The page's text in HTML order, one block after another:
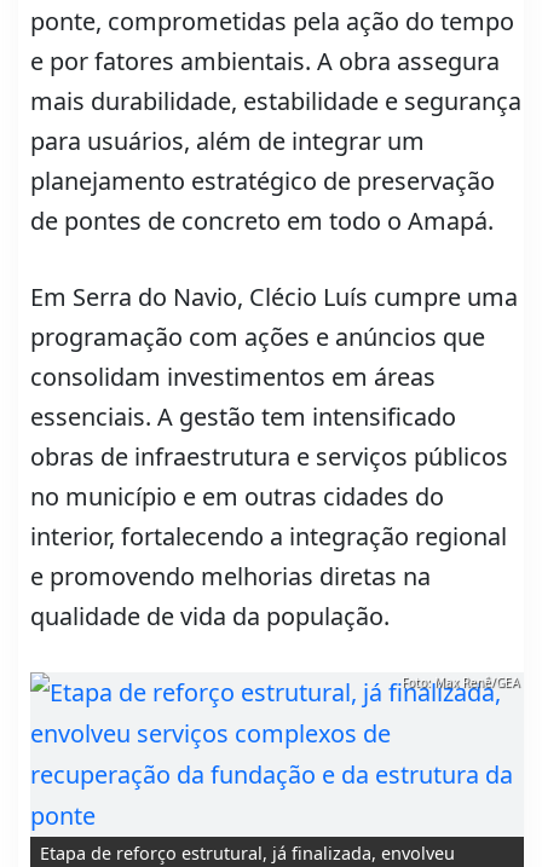
ponte, comprometidas pela ação do tempo
e por fatores ambientais. A obra assegura
mais durabilidade, estabilidade e segurança
para usuários, além de integrar um
planejamento estratégico de preservação
de pontes de concreto em todo o Amapá.
Em Serra do Navio, Clécio Luís cumpre uma
programação com ações e anúncios que
consolidam investimentos em áreas
essenciais. A gestão tem intensificado
obras de infraestrutura e serviços públicos
no município e em outras cidades do
interior, fortalecendo a integração regional
e promovendo melhorias diretas na
qualidade de vida da população.
Etapa de reforço estrutural, já finalizada, envolveu
Foto: Max Renê/GEA